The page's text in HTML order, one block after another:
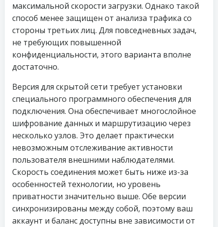
максимальной скорости загрузки. Однако такой
способ менее защищен от анализа трафика со
стороны третьих лиц. Для повседневных задач,
не требующих повышенной
конфиденциальности, этого варианта вполне
достаточно.
Версия для скрытой сети требует установки
специального программного обеспечения для
подключения. Она обеспечивает многослойное
шифрование данных и маршрутизацию через
несколько узлов. Это делает практически
невозможным отслеживание активности
пользователя внешними наблюдателями.
Скорость соединения может быть ниже из-за
особенностей технологии, но уровень
приватности значительно выше. Обе версии
синхронизированы между собой, поэтому ваш
аккаунт и баланс доступны вне зависимости от